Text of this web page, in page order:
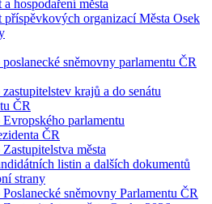
a hospodaření města
příspěvkových organizací Města Osek
sněmovny parlamentu ČR
krajů a do senátu
ČR
parlamentu
ČR
města
listin a dalších dokumentů
strany
sněmovny Parlamentu ČR